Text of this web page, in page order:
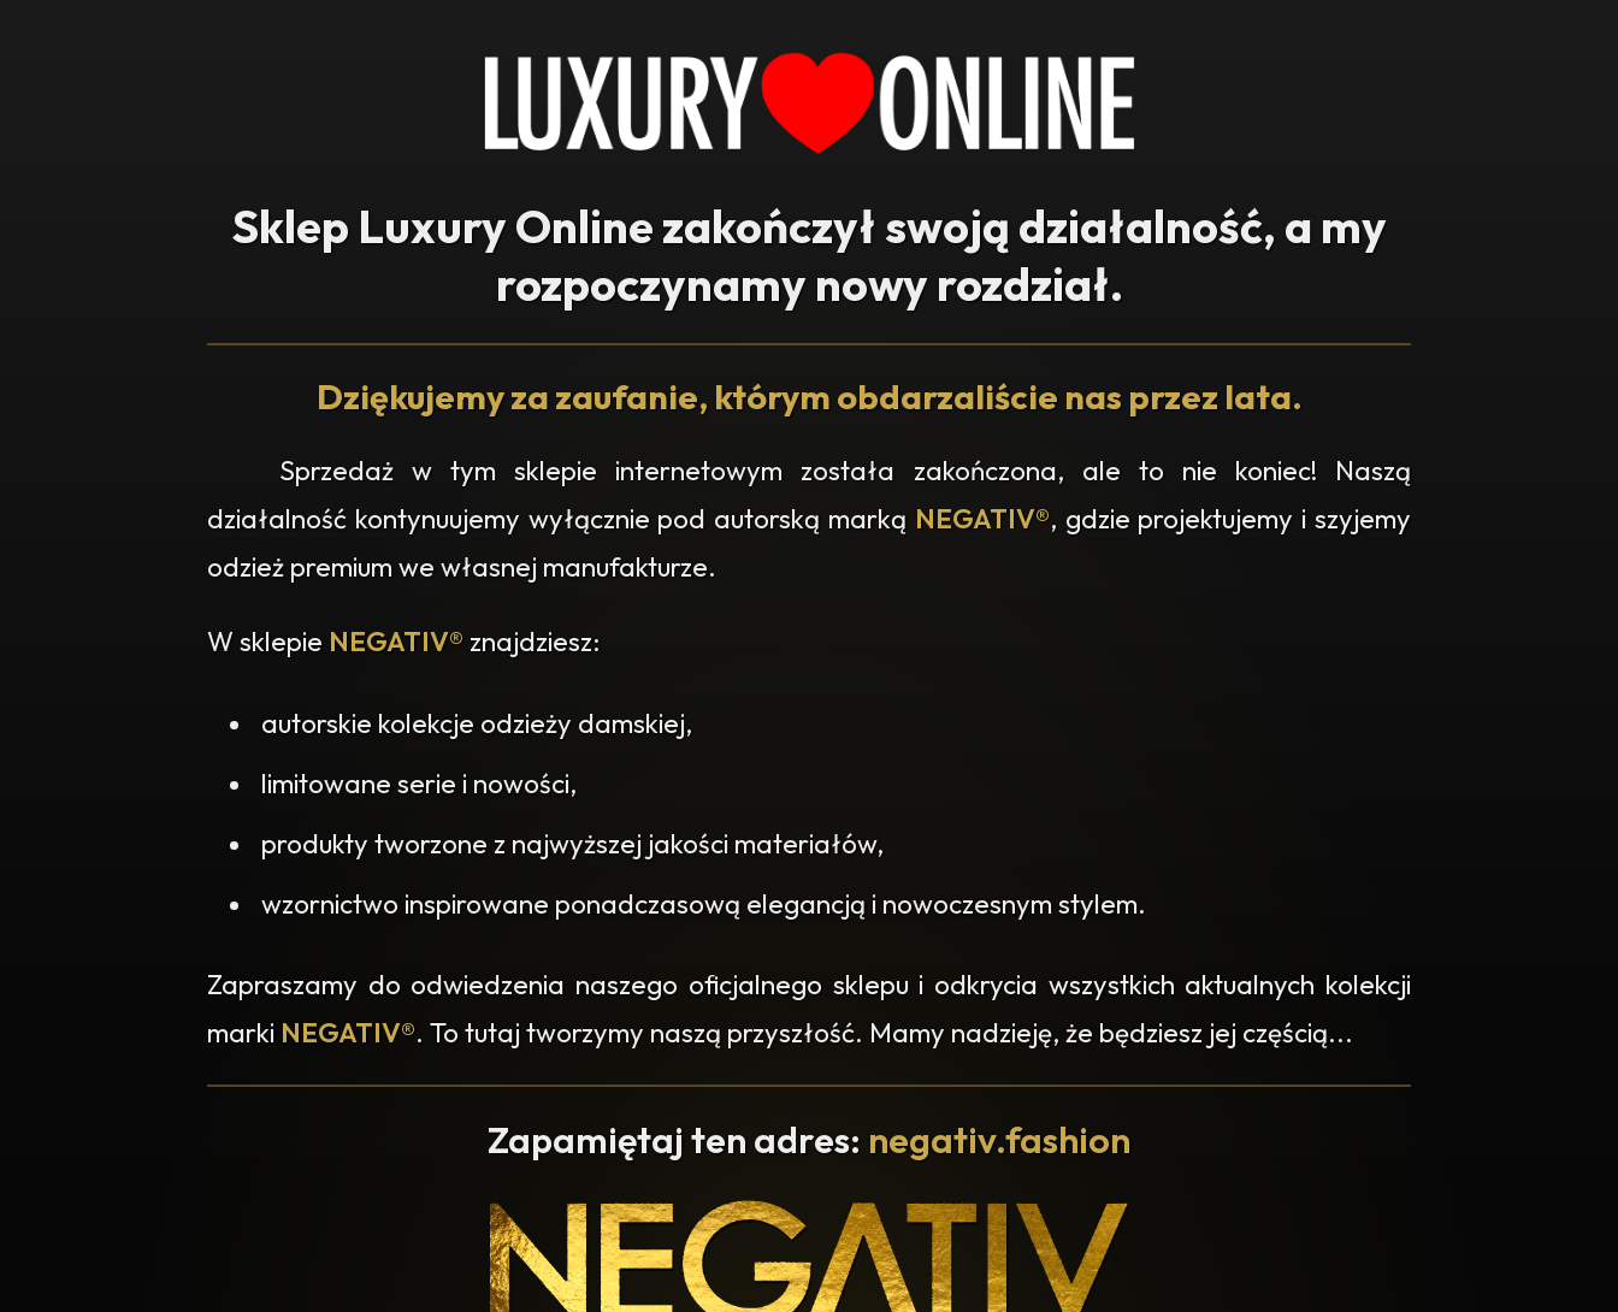
Sklep Luxury Online zakończył swoją działalność, a my
rozpoczynamy nowy rozdział.
Dziękujemy za zaufanie, którym obdarzaliście nas przez lata.
Sprzedaż w tym sklepie internetowym została zakończona, ale to nie koniec! Naszą
działalność kontynuujemy wyłącznie pod autorską marką NEGATIV®, gdzie projektujemy i szyjemy
odzież premium we własnej manufakturze.
W sklepie NEGATIV® znajdziesz:
autorskie kolekcje odzieży damskiej,
limitowane serie i nowości,
produkty tworzone z najwyższej jakości materiałów,
wzornictwo inspirowane ponadczasową elegancją i nowoczesnym stylem.
Zapraszamy do odwiedzenia naszego oficjalnego sklepu i odkrycia wszystkich aktualnych kolekcji
marki NEGATIV®. To tutaj tworzymy naszą przyszłość. Mamy nadzieję, że będziesz jej częścią...
Zapamiętaj ten adres: negativ.fashion